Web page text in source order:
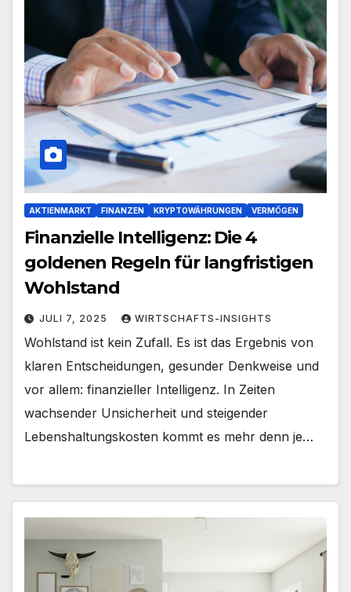
AKTIENMARKT FINANZEN KRYPTOWÄHRUNGEN VERMÖGEN
Finanzielle Intelligenz: Die 4
goldenen Regeln für langfristigen
Wohlstand
JULI 7, 2025 WIRTSCHAFTS-INSIGHTS
Wohlstand ist kein Zufall. Es ist das Ergebnis von
klaren Entscheidungen, gesunder Denkweise und
vor allem: finanzieller Intelligenz. In Zeiten
wachsender Unsicherheit und steigender
Lebenshaltungskosten kommt es mehr denn je…